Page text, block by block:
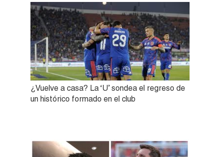
¿Vuelve a casa? La ‘U’ sondea el regreso de
un histórico formado en el club